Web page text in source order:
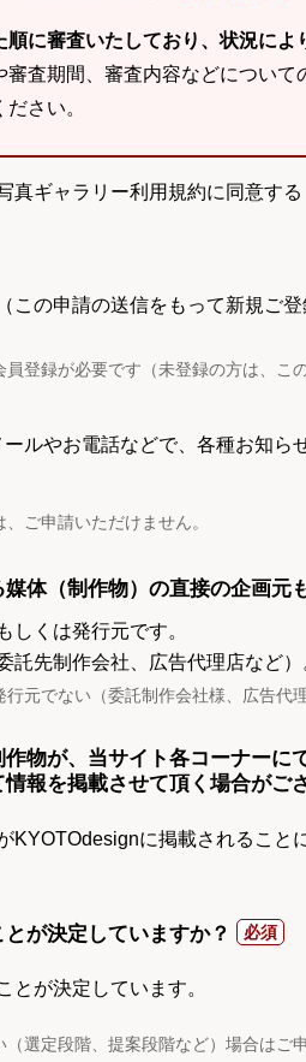
に審査いたしており、状況によ
審査期間、審査内容などについ
さい。
真ギャラリー利用規約に同意する
この申請の送信をもって新規ご登
登録が必要です（未登録の方は、こ
ルやお電話などで、各種お知ら
ご申請いただけません。
体（制作物）の直接の企画元
しくは発行元です。
託先制作会社、広告代理店など）
元でない（委託制作会社様、広告代
物が、当サイト各コーナーに
報を掲載させて頂く場合がご
KYOTOdesignに掲載されること
が決定していますか？
とが決定しています。
選定段階、提案段階など）場合はご